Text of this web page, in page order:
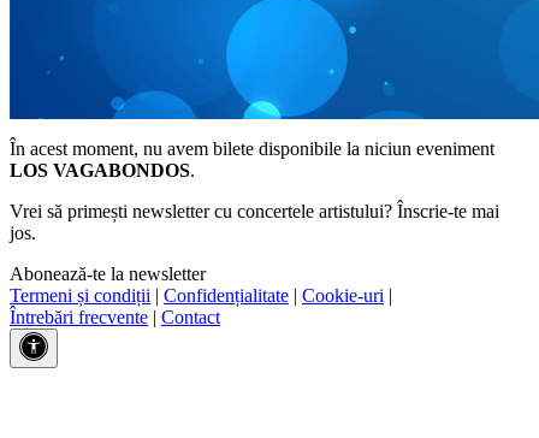
În acest moment, nu avem bilete disponibile la niciun eveniment
LOS VAGABONDOS.
Vrei să primești newsletter cu concertele artistului? Înscrie-te mai
jos.
Abonează-te la newsletter
Termeni și condiții | Confidențialitate | Cookie-uri |
Întrebări frecvente | Contact